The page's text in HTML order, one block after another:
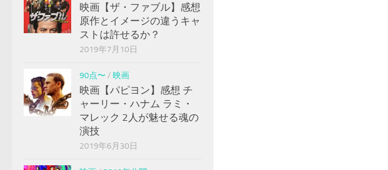
映画【ザ・ファブル】感想
原作とイメージの違うキャ
ストは許せるか？
2019年7月10日
90点〜 / 映画
映画【パピヨン】感想 チ
ャーリー・ハナム ラミ・
マレック 2人が魅せる魂の
演技
2019年6月30日